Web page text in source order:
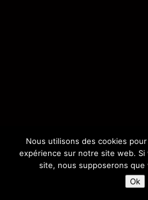
Nous utilisons des cookies
expérience sur notre site web.
site, nous supposerons
Ok